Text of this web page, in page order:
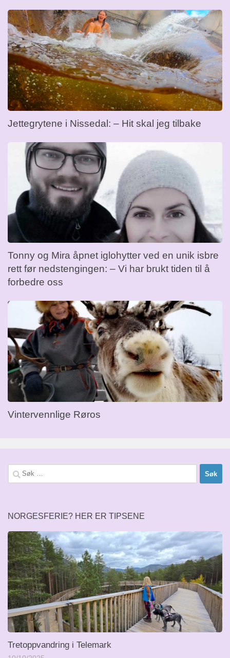
Jettegrytene i Nissedal: – Hit skal jeg tilbake
Tonny og Mira åpnet iglohytter ved en unik isbre
rett før nedstengingen: – Vi har brukt tiden til å
forbedre oss
Vintervennlige Røros
Søk
etter:
NORGESFERIE? HER ER TIPSENE
Tretoppvandring i Telemark